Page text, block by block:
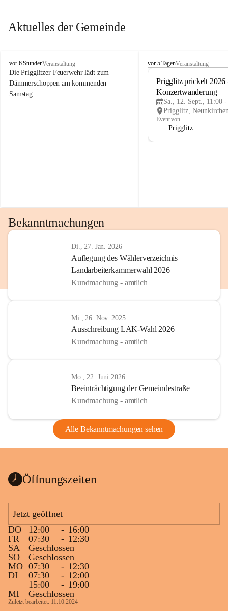
Aktuelles der Gemeinde
P
r
i
g
vor 6 StundenVeranstaltung
Die Prigglitzer Feuerwehr lädt zum
Dämmerschoppen am kommenden
Samstag……
P
vor 5 TagenVeranstaltung
Prigglitz prickelt 2026
Konzertwanderung
Sa., 12. Sept., 11:00
Event von
Prigglitz
Bekanntmachungen
Di., 27. Jan. 2026
Auflegung des Wählerverzeichnis
Landarbeiterkammerwahl 2026
Kundmachung - amtlich
Mi., 26. Nov. 2025
Ausschreibung LAK-Wahl 2026
Kundmachung - amtlich
Mo., 22. Juni 2026
Beeinträchtigung der Gemeindestraße
Kundmachung - amtlich
Alle Bekanntmachungen sehen
Öffnungszeiten
Jetzt geöffnet
DO
12:00 - 16:00
FR
07:30 - 12:30
SA
Geschlossen
SO
Geschlossen
MO 07:30 - 12:30
DI
07:30 - 12:00
15:00
- 19:00
MI
Geschlossen
Zuletzt bearbeitet: 11.10.2024